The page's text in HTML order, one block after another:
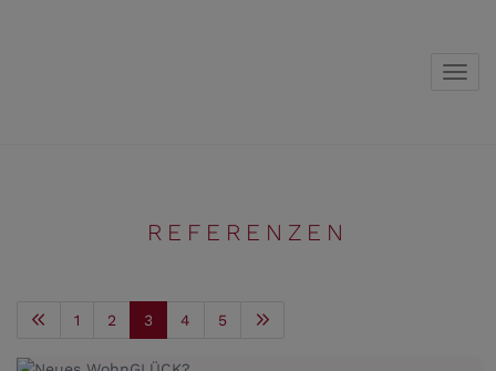
REFERENZEN
1 2 3 4 5